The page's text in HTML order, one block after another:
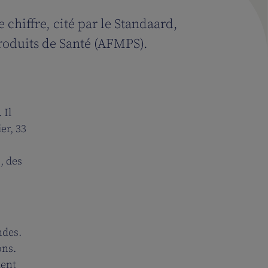
chiffre, cité par le Standaard,
de Santé (AFMPS).
Il
33
des